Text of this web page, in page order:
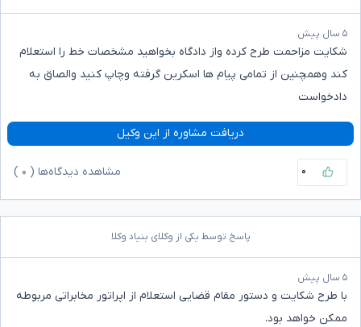
۵ سال پیش
شکایت مزاحمت طرح کرده واز دادگاه بخواهید مشخصات خط را استعلام
کند وهمچنین از تمامی پیام ها اسکرین گرفته وچاپ کنید والصاق به
دادخواست
دریافت مشاوره از این وکیل
۰ مشاهده دیدگاه‌ها ( ۰
پاسخ توسط یکی از وکلای بنیاد وکلا
۵ سال پیش
با طرح شکایت و دستور مقام قضایی استعلام از اپراتور مخابراتی مربوطه
ممکن خواهد بود.